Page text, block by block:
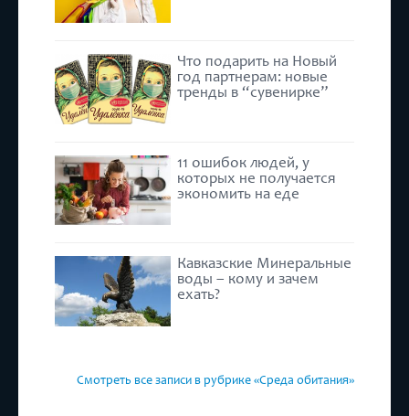
Что подарить на Новый
год партнерам: новые
тренды в “сувенирке”
11 ошибок людей, у
которых не получается
экономить на еде
Кавказские Минеральные
воды – кому и зачем
ехать?
Смотреть все записи в рубрике «Среда обитания»